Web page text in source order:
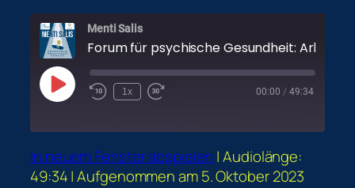
Menti Salis
Play
Episode
1x 00:00 / 49:34
In neuem Fenster abspielen |Audiolänge:
49:34|Aufgenommen am 5. Oktober 2023